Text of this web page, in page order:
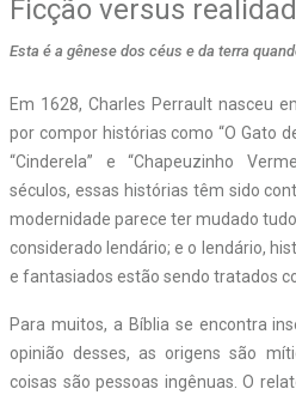
Ficção versus
Esta é a gênese dos céus e da terra
Em 1628, Charles Perrault nasceu
por compor histórias como “O Gato
“Cinderela” e “Chapeuzinho
séculos, essas histórias têm sido
modernidade parece ter mudado
considerado lendário; e o lendário,
e fantasiados estão sendo tratados
Para muitos, a Bíblia se encontra
opinião desses, as origens são
coisas são pessoas ingênuas. O